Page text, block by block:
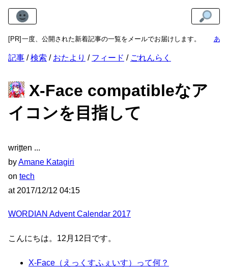
[PR]
に一度、公開された新着記事の一覧をメールでお届けします。 あまね
記事 検索 おたより フィード ごれんらく
X-Face compatibleなア
イコンを目指して
written
byAmane Katagiri
on tech
at 2017/12/12 04:15
WORDIAN Advent Calendar 2017
こんにちは。12月12日です。
X-Face（えっくすふぇいす）って何？